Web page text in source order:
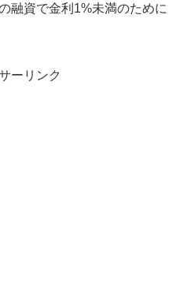
融資で金利1%未満のために
ーリンク